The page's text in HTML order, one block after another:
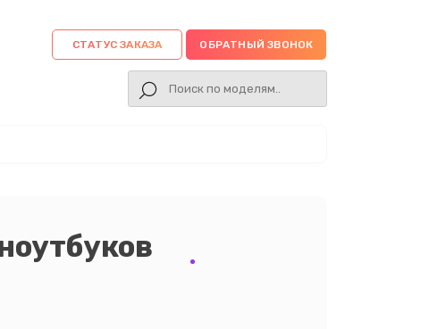
СТАТУС ЗАКАЗА ОБРАТНЫЙ ЗВОНОК